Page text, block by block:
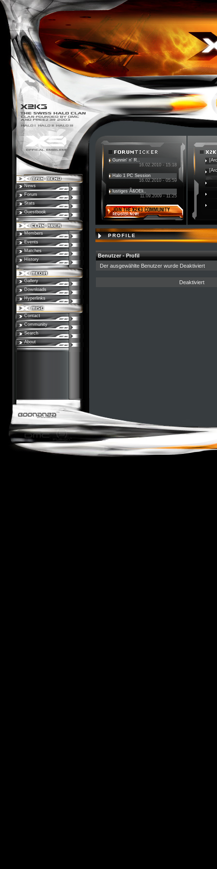
News
Forum
Stats
Guestbook
Members
Events
Matches
History
Gallery
Downloads
Hyperlinks
Contact
Community
Search
About
Gunnin' n' R..
16.02.2010 - 15:18
Halo 1 PC Session
16.02.2010 - 05:59
lustiges Ã&OEli..
11.09.2009 - 11:25
PROFILE
Benutzer - Profil
Der ausgewählte Benutzer wurde Deaktiviert
Deaktiviert